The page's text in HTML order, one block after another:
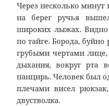
Через несколько минут
на берег ручья
широких лыжах.
по тайге. Борода,
грубыми чертами
дыхания, вокруг рта
панцирь. Человек был
плечами висел
двустволка.